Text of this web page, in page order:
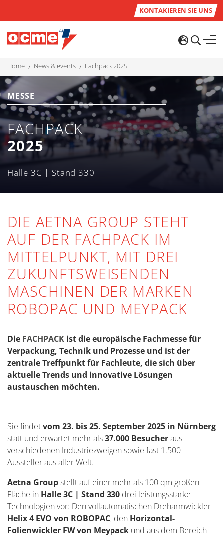
KONTAKIEREN SIE UNS
home news & events fachpack 2025
MESSE
FACHPACK
2025
Halle 3C | Stand 330
DIE AETNA GROUP STEHT
AUF DER FACHPACK IM
MITTELPUNKT, MIT DREI
ZUKUNFTSWEISENDEN
MASCHINEN DER MARKEN
ROBOPAC UND MEYPACK
Die FACHPACK ist die europäische Fachmesse für
Verpackung, Technik und Prozesse und ist der
zentrale Treffpunkt für Fachleute, die sich über
aktuelle Trends und innovative Lösungen
austauschen möchten.
Sie findetvom 23. bis 25. September 2025 in Nürnberg
statt und erwartet mehr als37.000 Besucheraus
verschiedenen Industriezweigen sowie fast 1.500
Aussteller aus aller Welt.
Aetna Groupstellt auf einer mehr als 100 qm großen
Fläche in Halle 3C | Stand 330 drei leistungsstarke
Technologien vor: Den vollautomatischen Dreharmwickler
Helix 4 EVO von ROBOPAC; den Horizontal-
Folienwickler FW von Meypack und aus dem Bereich